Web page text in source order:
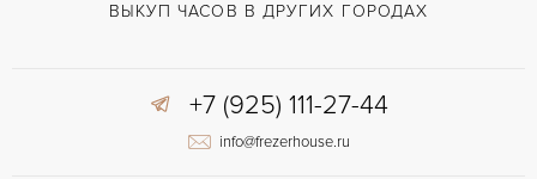
ВЫКУП ЧАСОВ В ДРУГИХ ГОРОДАХ
+7 (925) 111-27-44
info@frezerhouse.ru